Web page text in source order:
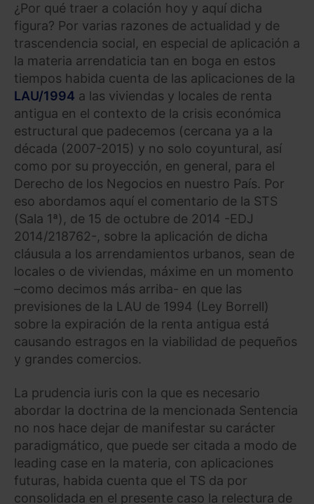
¿Por qué traer a colación hoy y aquí dicha
figura? Por varias razones de actualidad y de
trascendencia social, en especial de aplicación a
la materia arrendaticia tan en boga en estos
tiempos habida cuenta de las aplicaciones de la
LAU/1994 a las viviendas y locales de renta
antigua en el contexto de la crisis económica
estructural que padecemos (cercana ya a la
década (2007-2015) y no solo coyuntural, así
como por su proyección, en general, para el
Derecho de los Negocios en nuestro País. Por
eso abordamos aquí el comentario de la STS
(Sala 1ª), de 15 de octubre de 2014 -EDJ
2014/218762-, sobre la aplicación de dicha
cláusula a los arrendamientos urbanos, sean de
locales o de viviendas, máxime en un momento
–como decimos más arriba- en que las
previsiones de la LAU de 1994 (Ley Borrell)
sobre la expiración de la renta antigua está
causando estragos en la viabilidad de pequeños
y grandes comercios.
La prudencia iuris con la que es necesario
abordar la doctrina de la mencionada Sentencia
no nos hace dejar de manifestar su carácter
paradigmático, que puede ser citada a modo de
leading case en la materia, con aplicaciones
futuras, habida cuenta que el TS da por
consolidada en el presente caso la relectura de